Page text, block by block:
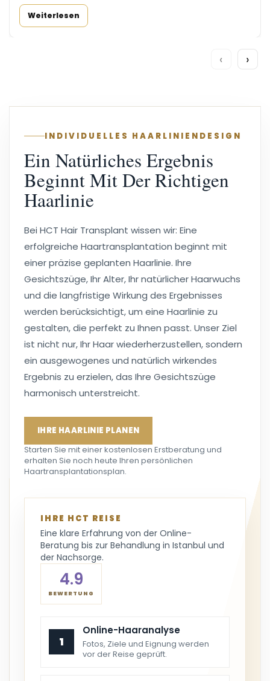
Weiterlesen
‹ ›
INDIVIDUELLES HAARLINIENDESIGN
Ein Natürliches Ergebnis
Beginnt Mit Der Richtigen
Haarlinie
Bei HCT Hair Transplant wissen wir: Eine
erfolgreiche Haartransplantation beginnt mit
einer präzise geplanten Haarlinie. Ihre
Gesichtszüge, Ihr Alter, Ihr natürlicher Haarwuchs
und die langfristige Wirkung des Ergebnisses
werden berücksichtigt, um eine Haarlinie zu
gestalten, die perfekt zu Ihnen passt. Unser Ziel
ist nicht nur, Ihr Haar wiederherzustellen, sondern
ein ausgewogenes und natürlich wirkendes
Ergebnis zu erzielen, das Ihre Gesichtszüge
harmonisch unterstreicht.
IHRE HAARLINIE PLANEN
Starten Sie mit einer kostenlosen Erstberatung und
erhalten Sie noch heute Ihren persönlichen
Haartransplantationsplan.
IHRE HCT REISE
Eine klare Erfahrung von der Online-
Beratung bis zur Behandlung in Istanbul und
der Nachsorge.
4.9
BEWERTUNG
1
Online-Haaranalyse
Fotos, Ziele und Eignung werden
vor der Reise geprüft.